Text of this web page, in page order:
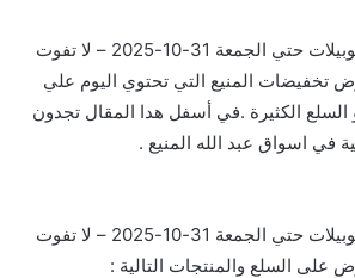
عروض المنيع علي الموبيلات حتي الجمعة 31-10-2025 – لا تفوت
تخفيضات المنيع التي تحتوي اليوم علي
الكثيرة .في أسفل هدا المقال تجدون
في اسواق عبد الله المنيع .
عروض المنيع علي الموبيلات حتي الجمعة 31-10-2025 – لا تفوت
على السلع والمنتجات التالية :